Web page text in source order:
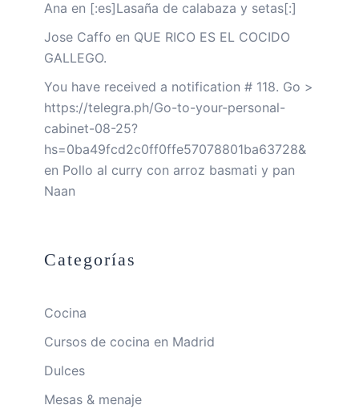
Ana en [:es]Lasaña de calabaza y setas[:]
Jose Caffo en QUE RICO ES EL COCIDO
GALLEGO.
You have received a notification # 118. Go >
https://telegra.ph/Go-to-your-personal-
cabinet-08-25?
hs=0ba49fcd2c0ff0ffe57078801ba63728&
en Pollo al curry con arroz basmati y pan
Naan
Categorías
Cocina
Cursos de cocina en Madrid
Dulces
Mesas & menaje